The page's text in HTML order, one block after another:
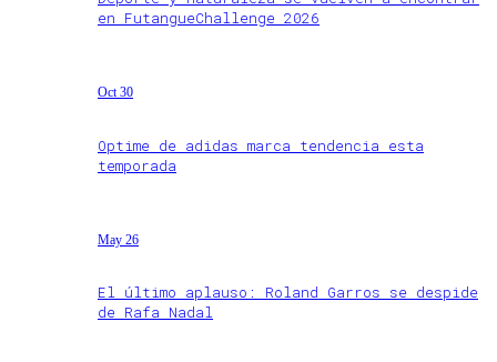
en FutangueChallenge 2026
Oct 30
Optime de adidas marca tendencia esta
temporada
May 26
El último aplauso: Roland Garros se despide
de Rafa Nadal